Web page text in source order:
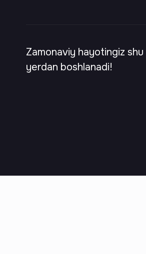
Zamonaviy hayotingiz shu
yerdan boshlanadi!